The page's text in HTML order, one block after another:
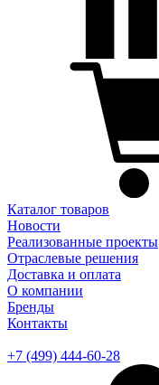
Каталог товаров
Новости
Реализованные проекты
Отраслевые решения
Доставка и оплата
О компании
Бренды
Контакты
+7 (499) 444-60-28